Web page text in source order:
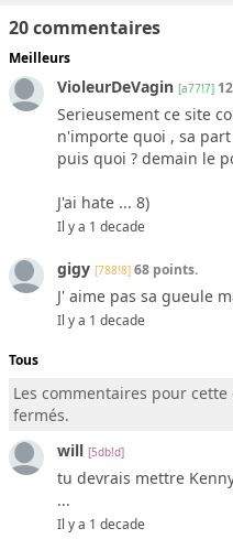
20 commentaires
Meilleurs
VioleurDeVagin [a77!7]
Serieusement ce site
n'importe quoi , sa
puis quoi ? demain le
J'ai hate ... 8)
Il y a 1 decade
gigy [788!8] 68 points.
J' aime pas sa gueule
Il y a 1 decade
Tous
Les commentaires pour
fermés.
will [5db!d]
tu devrais mettre
...
Il y a 1 decade